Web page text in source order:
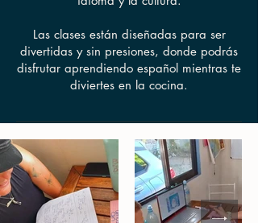
Las clases están diseñadas para ser
divertidas y sin presiones, donde podrás
disfrutar aprendiendo español mientras te
diviertes en la cocina.